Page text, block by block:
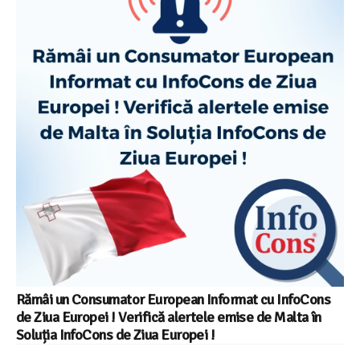
Rămâi un Consumator European Informat cu InfoCons
de Ziua Europei ! Verifică alertele emise de Malta în
Soluția InfoCons de Ziua Europei !